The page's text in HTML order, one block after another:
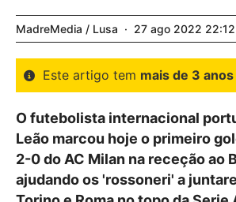
MadreMedia / Lusa 27 ago 2022 22:12
Este artigo tem mais de 3 anos
O futebolista internacional
Leão marcou hoje o primeiro
2-0 do AC Milan na receção ao
ajudando os 'rossoneri' a